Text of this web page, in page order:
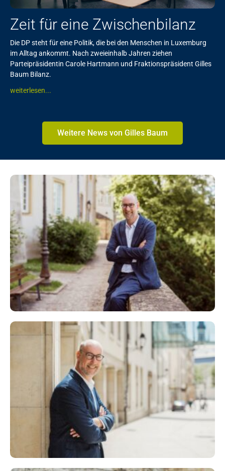
Zeit für eine Zwischenbilanz
Die DP steht für eine Politik, die bei den Menschen in Luxemburg
im Alltag ankommt. Nach zweieinhalb Jahren ziehen
Parteipräsidentin Carole Hartmann und Fraktionspräsident Gilles
Baum Bilanz.
weiterlesen...
Weitere News von Gilles Baum